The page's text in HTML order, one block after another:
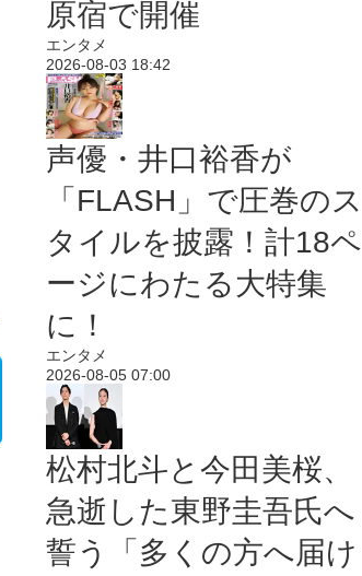
原宿で開催
エンタメ
2026-08-03 18:42
声優・井口裕香が
「FLASH」で圧巻のス
タイルを披露！計18ペ
ージにわたる大特集
に！
エンタメ
2026-08-05 07:00
松村北斗と今田美桜、
急逝した東野圭吾氏へ
誓う「多くの方へ届け